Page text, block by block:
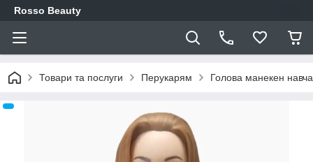
Rosso Beauty
Товари та послуги Перукарям Голова манекен